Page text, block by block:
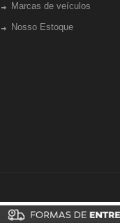
Marcas de veículos
Nosso Estoque